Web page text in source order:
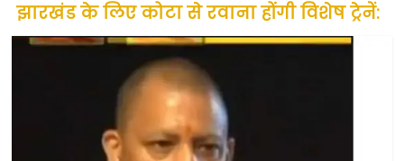
झारखंड के लिए कोटा से रवाना होंगी विशेष ट्रेनें:
सीएम हेमंत सोरेन
उत्तराखंड के अन्य राज्यों में फंसे लोगों की जल्द
होगी घर वापसी
प्रवासियों व मजदूरों को दी गई छूट के बाद लोगो
ने कराया पंजीयन: राजस्थान सरकार